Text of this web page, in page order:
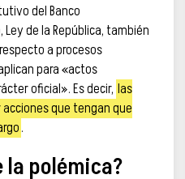
del Banco
de la República, también
a procesos
para «actos
oficial». Es decir, las
que tengan que
.
la polémica?